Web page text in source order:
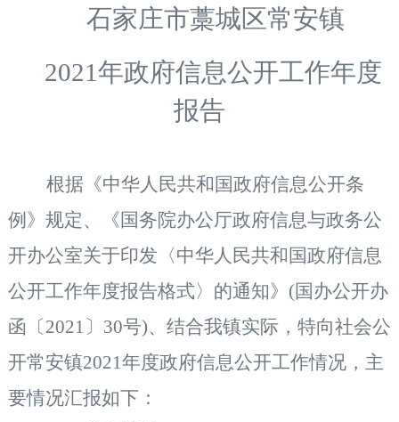
石家庄市藁城区常安镇
2021年政府信息公开工作年度
报告
根据《中华人民共和国政府信息公开条
例 》规定、《国务院办公厅政府信息与政务公
开办公室关于印发〈中华人民共和国政府信息
公开工作年度报告格式〉的通知》 (国办公开办
函〔2021〕30号)、结合我镇实际，特向社会公
开常安镇2021年度政府信息公开工作情况，主
要情况汇报如下：